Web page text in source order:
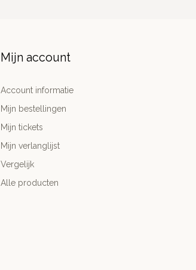
Mijn account
Account informatie
Mijn bestellingen
Mijn tickets
Mijn verlanglijst
Vergelijk
Alle producten